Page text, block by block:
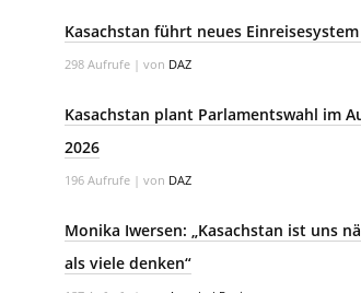
Kasachstan führt neues
298 Aufrufe | von DAZ
Kasachstan plant Parlamentswahl im
2026
196 Aufrufe | von DAZ
Monika Iwersen: „Kasachstan ist uns
als viele denken“